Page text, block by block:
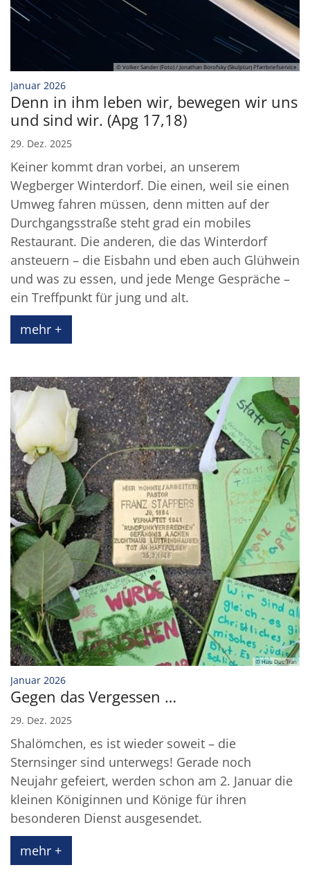
© Volker Sander (Foto) / Jonathan Borofsky (Skulptur) Pfarrbriefservice
Januar 2026:
Denn in ihm leben wir, bewegen wir uns
und sind wir. (Apg 17,18)
29. Dez. 2025
Keiner kommt dran vorbei, an unserem
Wegberger Winterdorf. Die einen, weil sie einen
Umweg fahren müssen, denn mitten auf der
Durchgangsstraße steht grad ein mobiles
Restaurant. Die anderen, die das Winterdorf
ansteuern – die Eisbahn und eben auch Glühwein
und was zu essen, und jede Menge Gespräche –
ein Treffpunkt für jung und alt.
mehr +
© Huu Duc Tran
Januar 2026:
Gegen das Vergessen …
29. Dez. 2025
Shalömchen, es ist wieder soweit – die
Sternsinger sind unterwegs! Gerade noch
Neujahr gefeiert, werden schon am 2. Januar die
kleinen Königinnen und Könige für ihren
besonderen Dienst ausgesendet.
mehr +